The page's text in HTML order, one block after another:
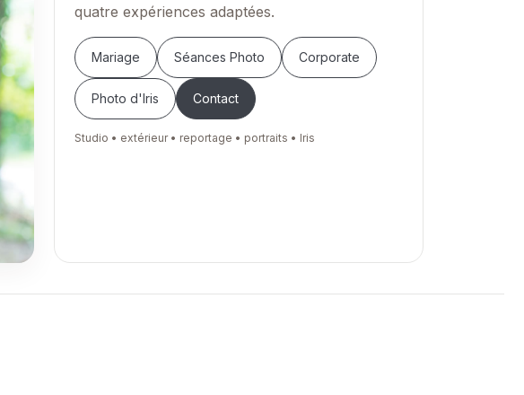
quatre expériences adaptées.
Mariage Séances Photo Corporate
Photo d'Iris Contact
Studio • extérieur • reportage • portraits • Iris